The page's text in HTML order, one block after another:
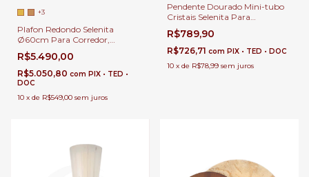
+3
Plafon Redondo Selenita
Ø60cm Para Corredor,
Quartos, Sala de Estar e Closet
R$5.490,00
R$5.050,80 com PIX • TED •
DOC
10 x de R$549,00 sem juros
Pendente Dourado Mini-tubo
Cristais Selenita Para
Bancadas, Cabeceira de Cama
e Lavabos
R$789,90
R$726,71 com PIX • TED • DOC
10 x de R$78,99 sem juros